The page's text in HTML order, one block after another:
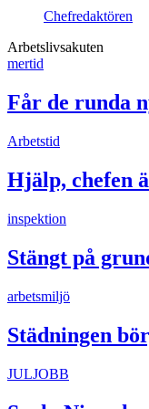
Chefredaktören
Arbetslivsakuten
mertid
Får de runda
Arbetstid
Hjälp, chefen
inspektion
Stängt på
arbetsmiljö
Städningen
JULJOBB